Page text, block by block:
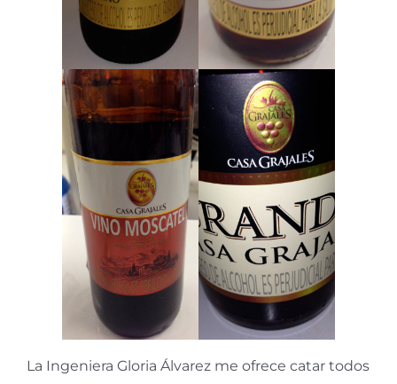
La Ingeniera Gloria Álvarez me ofrece catar todos